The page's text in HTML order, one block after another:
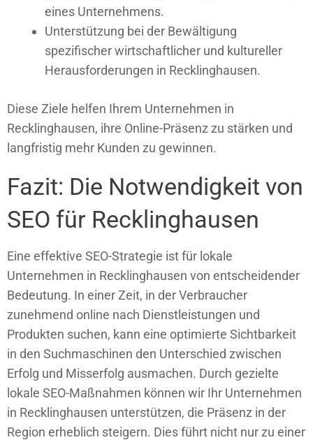
eines Unternehmens.
Unterstützung bei der Bewältigung
spezifischer wirtschaftlicher und kultureller
Herausforderungen in Recklinghausen.
Diese Ziele helfen Ihrem Unternehmen in
Recklinghausen, ihre Online-Präsenz zu stärken und
langfristig mehr Kunden zu gewinnen.
Fazit: Die Notwendigkeit von
SEO für Recklinghausen
Eine effektive SEO-Strategie ist für lokale
Unternehmen in Recklinghausen von entscheidender
Bedeutung. In einer Zeit, in der Verbraucher
zunehmend online nach Dienstleistungen und
Produkten suchen, kann eine optimierte Sichtbarkeit
in den Suchmaschinen den Unterschied zwischen
Erfolg und Misserfolg ausmachen. Durch gezielte
lokale SEO-Maßnahmen können wir Ihr Unternehmen
in Recklinghausen unterstützen, die Präsenz in der
Region erheblich steigern. Dies führt nicht nur zu einer